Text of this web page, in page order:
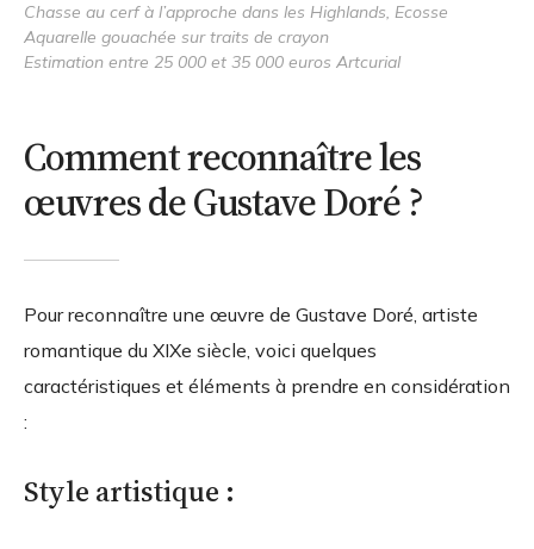
Chasse au cerf à l’approche dans les Highlands, Ecosse
Aquarelle gouachée sur traits de crayon
Estimation entre 25 000 et 35 000 euros Artcurial
Comment reconnaître les
œuvres de Gustave Doré ?
Pour reconnaître une œuvre de Gustave Doré, artiste
romantique du XIXe siècle, voici quelques
caractéristiques et éléments à prendre en considération
:
Style artistique :